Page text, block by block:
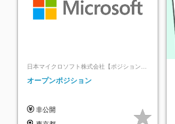
日本マイクロソフト株式会社【ポジションマ
ッチ登録】
オープンポジション
非公開